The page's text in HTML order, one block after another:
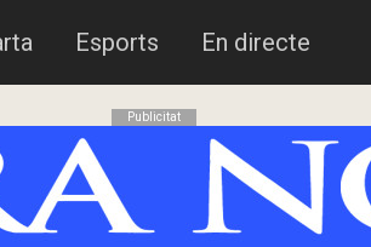
Esports En directe
Publicitat